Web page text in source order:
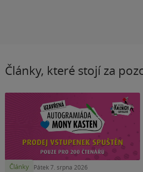
Články, které stojí za
Články Pátek 7. srpna 2026